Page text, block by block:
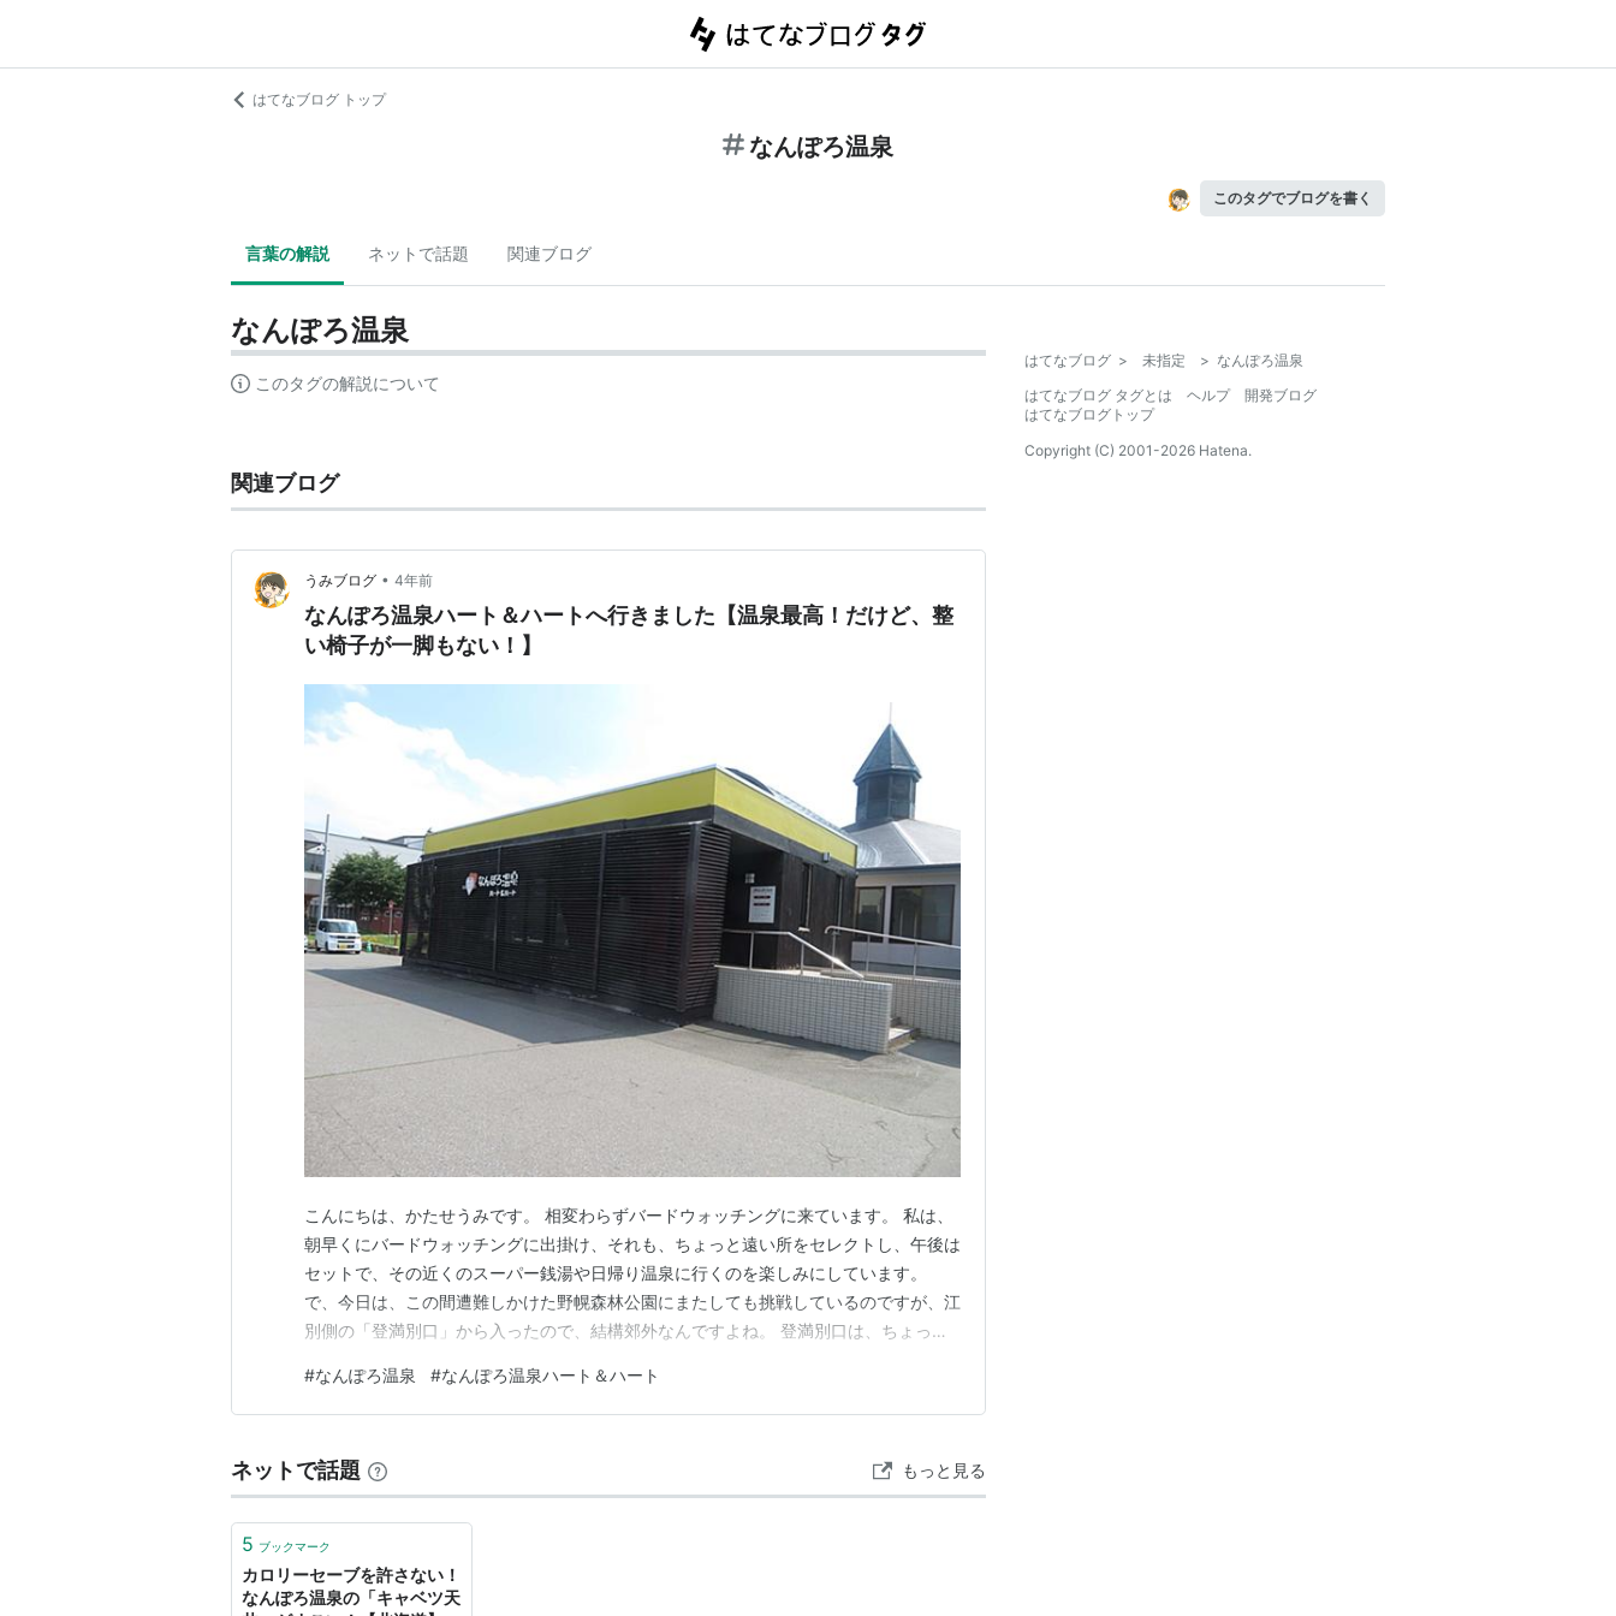
はてなブログ トップ
なんぽろ温泉
このタグでブログを書く
言葉の解説 ネットで話題 関連ブログ
なんぽろ温泉
このタグの解説について
関連ブログ
うみブログ • 4年前
なんぽろ温泉ハート＆ハートへ行きました【温泉最高！だけど、整
い椅子が一脚もない！】
こんにちは、かたせうみです。 相変わらずバードウォッチングに来ています。 私は、
朝早くにバードウォッチングに出掛け、それも、ちょっと遠い所をセレクトし、午後は
セットで、その近くのスーパー銭湯や日帰り温泉に行くのを楽しみにしています。
で、今日は、この間遭難しかけた野幌森林公園にまたしても挑戦しているのですが、江
別側の「登満別口」から入ったので、結構郊外なんですよね。 登満別口は、ちょっと
高速使うなら、通り道に竹山高原温泉もあるという、疲れを癒すのにはもってこいの入
り口なんですが、登満別側の散策路は・・、道に迷いこそし…
#なんぽろ温泉 #なんぽろ温泉ハート＆ハート
ネットで話題 もっと見る
5 ブックマーク
カロリーセーブを許さない！
なんぽろ温泉の「キャベツ天
はてなブログ > 未指定 > なんぽろ温泉
はてなブログ タグとは
ヘルプ
開発ブログ
はてなブログトップ
Copyright (C) 2001-2026 Hatena.